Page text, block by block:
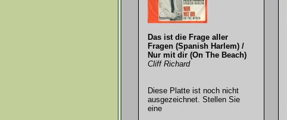
Das ist die Frage aller
Fragen (Spanish Harlem) /
Nur mit dir (On The Beach)
Cliff Richard
Diese Platte ist noch nicht
ausgezeichnet. Stellen Sie
eine